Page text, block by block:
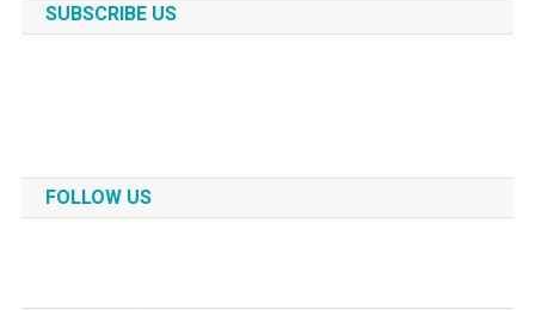
SUBSCRIBE US
FOLLOW US